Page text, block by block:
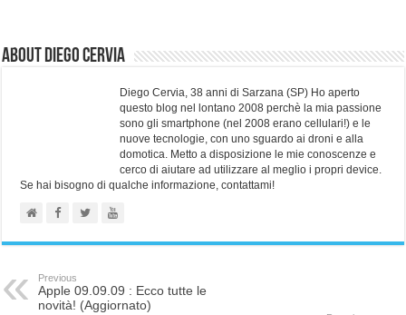
About Diego Cervia
Diego Cervia, 38 anni di Sarzana (SP) Ho aperto
questo blog nel lontano 2008 perchè la mia passione
sono gli smartphone (nel 2008 erano cellulari!) e le
nuove tecnologie, con uno sguardo ai droni e alla
domotica. Metto a disposizione le mie conoscenze e
cerco di aiutare ad utilizzare al meglio i propri device.
Se hai bisogno di qualche informazione, contattami!
Previous
Apple 09.09.09 : Ecco tutte le
novità! (Aggiornato)